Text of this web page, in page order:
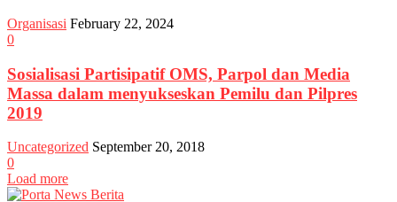
Organisasi February 22, 2024
0
Sosialisasi Partisipatif OMS, Parpol dan Media
Massa dalam menyukseskan Pemilu dan Pilpres
2019
Uncategorized September 20, 2018
0
Load more